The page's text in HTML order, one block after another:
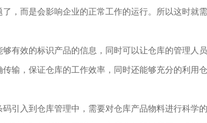
了，而是会影响企业的正常工作的运行。所以这时就
够有效的标识产品的信息，同时可以让仓库的管理人
传输，保证仓库的工作效率，同时还能够充分的利用仓
码引入到仓库管理中，需要对仓库产品物料进行科学